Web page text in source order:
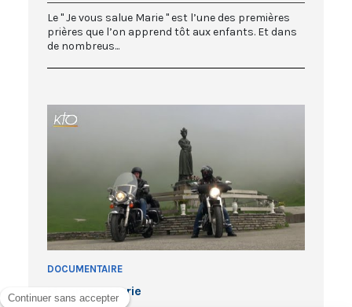
Le " Je vous salue Marie " est l’une des premières
prières que l’on apprend tôt aux enfants. Et dans
de nombreus...
DOCUMENTAIRE
M comme Marie